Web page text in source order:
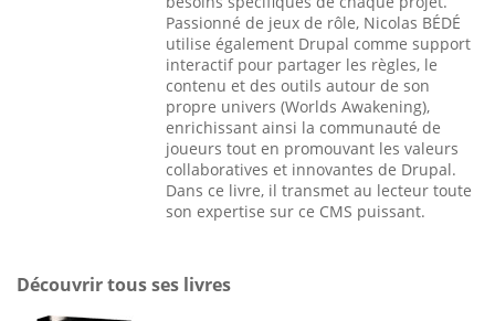
Passionné de jeux de rôle, Nicolas BÉDÉ
utilise également Drupal comme support
interactif pour partager les règles, le
contenu et des outils autour de son
propre univers (Worlds Awakening),
enrichissant ainsi la communauté de
joueurs tout en promouvant les valeurs
collaboratives et innovantes de Drupal.
Dans ce livre, il transmet au lecteur toute
son expertise sur ce CMS puissant.
Découvrir tous ses livres